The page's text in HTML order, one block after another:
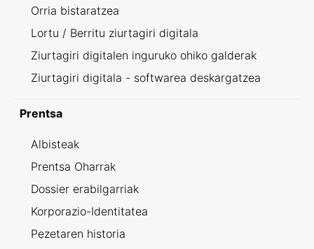
Orria bistaratzea
Lortu / Berritu ziurtagiri digitala
Ziurtagiri digitalen inguruko ohiko galderak
Ziurtagiri digitala - softwarea deskargatzea
Prentsa
Albisteak
Prentsa Oharrak
Dossier erabilgarriak
Korporazio-Identitatea
Pezetaren historia